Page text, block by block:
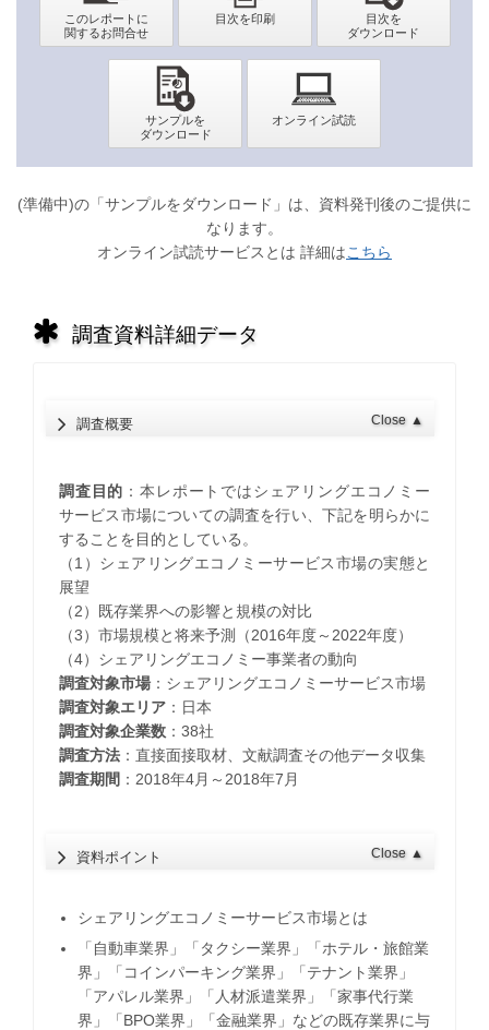
(準備中)の「サンプルをダウンロード」は、資料発刊後のご提供に
なります。
オンライン試読サービスとは 詳細はこちら
調査資料詳細データ
調査概要 Close ▲
調査目的 ：本レポートではシェアリングエコノミー
サービス市場についての調査を行い、下記を明らかに
することを目的としている。
（1）シェアリングエコノミーサービス市場の実態と
展望
（2）既存業界への影響と規模の対比
（3）市場規模と将来予測（2016年度～2022年度）
（4）シェアリングエコノミー事業者の動向
調査対象市場：シェアリングエコノミーサービス市場
調査対象エリア：日本
調査対象企業数：38社
調査方法：直接面接取材、文献調査その他データ収集
調査期間 ：2018年4月～2018年7月
資料ポイント Close ▲
シェアリングエコノミーサービス市場とは
「自動車業界」「タクシー業界」「ホテル・旅館業
界」「コインパーキング業界」「テナント業界」
「アパレル業界」「人材派遣業界」「家事代行業
界」「BPO業界」「金融業界」などの既存業界に与